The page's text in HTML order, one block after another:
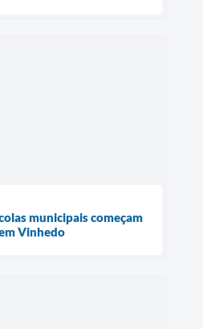
municipais começam
Vinhedo